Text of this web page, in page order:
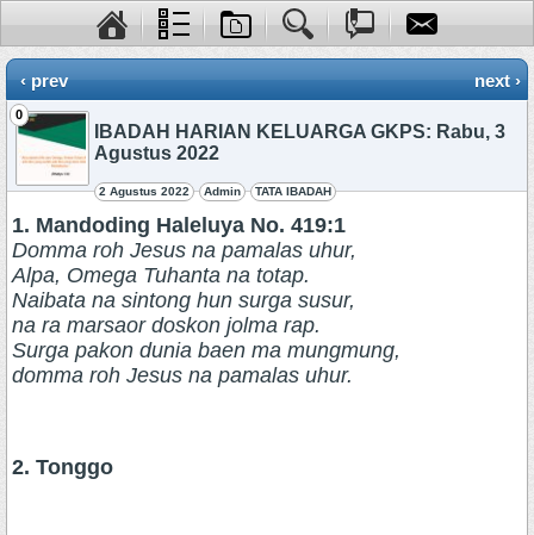
‹ prev next ›
0
IBADAH HARIAN KELUARGA GKPS: Rabu, 3
Agustus 2022
2 Agustus 2022 Admin TATA IBADAH
1. Mandoding Haleluya No. 419:1
Domma roh Jesus na pamalas uhur,
Alpa, Omega Tuhanta na totap.
Naibata na sintong hun surga susur,
na ra marsaor doskon jolma rap.
Surga pakon dunia baen ma mungmung,
domma roh Jesus na pamalas uhur.
2. Tonggo